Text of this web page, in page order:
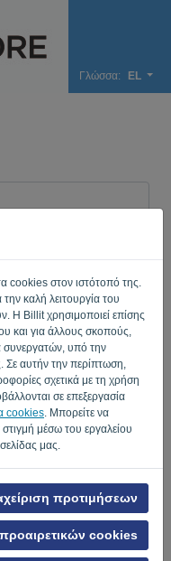
cookies στον ιστότοπό της.
καλή λειτουργία του
Η Billit χρησιμοποιεί επίσης
και για άλλους σκοπούς,
συνεργατών, υπό την
Σε αυτήν την περίπτωση,
σχετικά με τη χρήση
σε επεξεργασία
cookies . Μπορείτε να
μέσω του εργαλείου
μας.
προτιμήσεων
cookies
Γλώσσα: EL
Ξεχάσατε τον κωδικό?
-Όροι και Προϋποθέσεις